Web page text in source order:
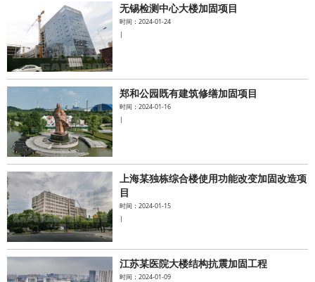
无锡检测中心大楼加固项目
时间：2024-01-24
|
郑和公园既有建筑修缮加固项目
时间：2024-01-16
|
上海某独栋综合楼使用功能改变加固改造项
目
时间：2024-01-15
|
江苏某医院大楼结构抗震加固工程
时间：2024-01-09